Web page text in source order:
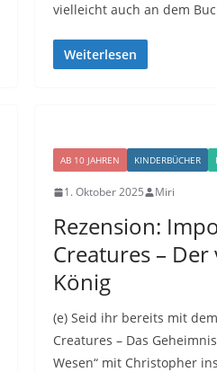
vielleicht auch an dem
Weiterlesen
AB 10 JAHREN KINDERBÜCHER
1. Oktober 2025 Miri
Rezension:
Creatures –
König
(e) Seid ihr bereits mit
Creatures – Das
Wesen“ mit Christopher